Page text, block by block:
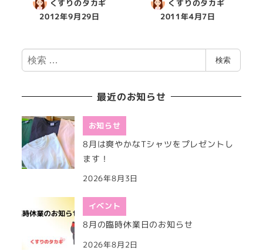
くすりのタカギ
2012年9月29日
くすりのタカギ
2011年4月7日
検
索
検索
最近のお知らせ
お知らせ
8月は爽やかなTシャツをプレゼントし
ます！
2026年8月3日
イベント
8月の臨時休業日のお知らせ
2026年8月2日